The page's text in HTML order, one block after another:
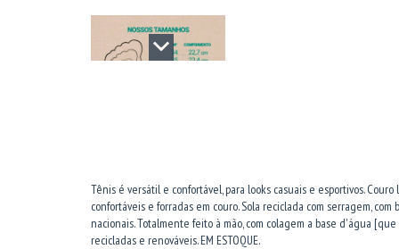
Tênis é versátil e confortável, para looks casuais e esportivos.
confortáveis e forradas em couro. Sola reciclada com serragem,
nacionais. Totalmente feito à mão, com colagem a base d'água
recicladas e renováveis. EM ESTOQUE.